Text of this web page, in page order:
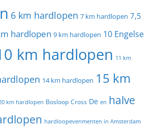
6 km hardlopen 7 km hardlopen 7,5
hardlopen 9 km hardlopen 10 Engelse
km hardlopen 11 km
14 km hardlopen 15 km
km hardlopen Bosloop Cross De en halve
hardloopevenmenten in Amsterdam